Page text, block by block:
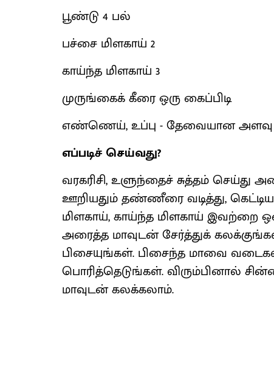
பூண்டு 4 பல்
பச்சை மிளகாய் 2
காய்ந்த மிளகாய் 3
முருங்கைக் கீரை ஒரு கைப்பிடி
எண்ணெய், உப்பு - தேவையான அளவு
எப்படிச் செய்வது?
வரகரிசி, உளுந்தைச் சுத்தம்
ஊறியதும் தண்ணீரை வடித்து,
மிளகாய், காய்ந்த மிளகாய் இவற்றை
அரைத்த மாவுடன் சேர்த்துக்
பிசையுங்கள். பிசைந்த மாவை
பொரித்தெடுங்கள். விரும்பினால்
மாவுடன் கலக்கலாம்.